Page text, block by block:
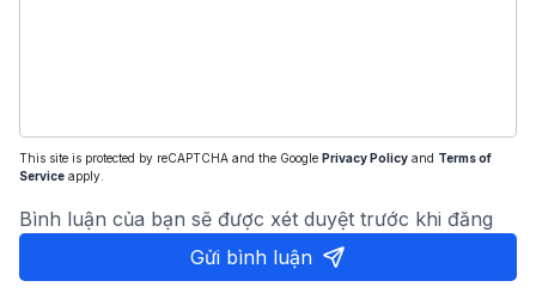
This site is protected by reCAPTCHA and the Google Privacy Policy and Terms of
Service apply.
Bình luận của bạn sẽ được xét duyệt trước khi đăng
Gửi bình luận